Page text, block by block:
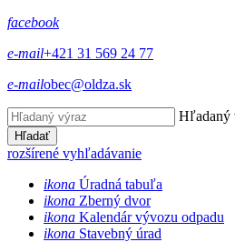
facebook
e-mail+421 31 569 24 77
e-mailobec@oldza.sk
Hľadaný
Hľadať
rozšírené vyhľadávanie
ikona Úradná tabuľa
ikona Zberný dvor
ikona Kalendár vývozu odpadu
ikona Stavebný úrad